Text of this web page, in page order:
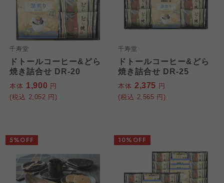
千寿堂
ドトールコーヒー&どら
焼き詰合せ DR-20
本体 1,900 円
(税込 2,052 円)
千寿堂
ドトールコーヒー&どら
焼き詰合せ DR-25
本体 2,375 円
(税込 2,565 円)
5%OFF 10%OFF